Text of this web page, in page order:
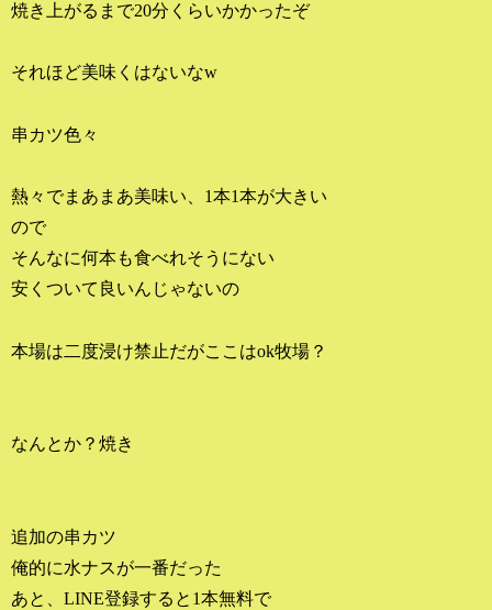
焼き上がるまで20分くらいかかったぞ
それほど美味くはないなw
串カツ色々
熱々でまあまあ美味い、1本1本が大きい
ので
そんなに何本も食べれそうにない
安くついて良いんじゃないの
本場は二度浸け禁止だがここはok牧場？
なんとか？焼き
追加の串カツ
俺的に水ナスが一番だった
あと、LINE登録すると1本無料で